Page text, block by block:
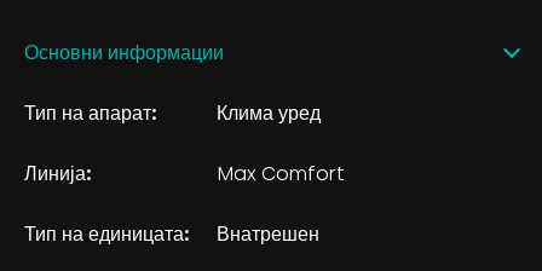
Основни информации
Тип на апарат: Клима уред
Линија: Max Comfort
Тип на единицата: Внатрешен